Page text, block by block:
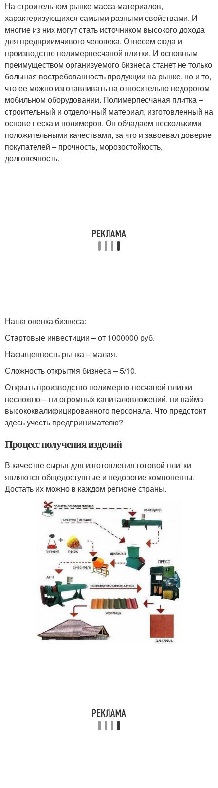
На строительном рынке масса материалов,
характеризующихся самыми разными свойствами. И
многие из них могут стать источником высокого дохода
для предприимчивого человека. Отнесем сюда и
производство полимерпесчаной плитки. И основным
преимуществом организуемого бизнеса станет не только
большая востребованность продукции на рынке, но и то,
что ее можно изготавливать на относительно недорогом
мобильном оборудовании. Полимерпесчаная плитка –
строительный и отделочный материал, изготовленный на
основе песка и полимеров. Он обладаем несколькими
положительными качествами, за что и завоевал доверие
покупателей – прочность, морозостойкость,
долговечность.
Наша оценка бизнеса:
Стартовые инвестиции – от 1000000 руб.
Насыщенность рынка – малая.
Сложность открытия бизнеса – 5/10.
Открыть производство полимерно-песчаной плитки
несложно – ни огромных капиталовложений, ни найма
высококвалифицированного персонала. Что предстоит
здесь учесть предпринимателю?
Процесс получения изделий
В качестве сырья для изготовления готовой плитки
являются общедоступные и недорогие компоненты.
Достать их можно в каждом регионе страны.